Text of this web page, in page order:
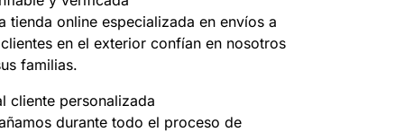
tienda online especializada en envíos a
en el exterior confían en nosotros
familias.
cliente personalizada
durante todo el proceso de